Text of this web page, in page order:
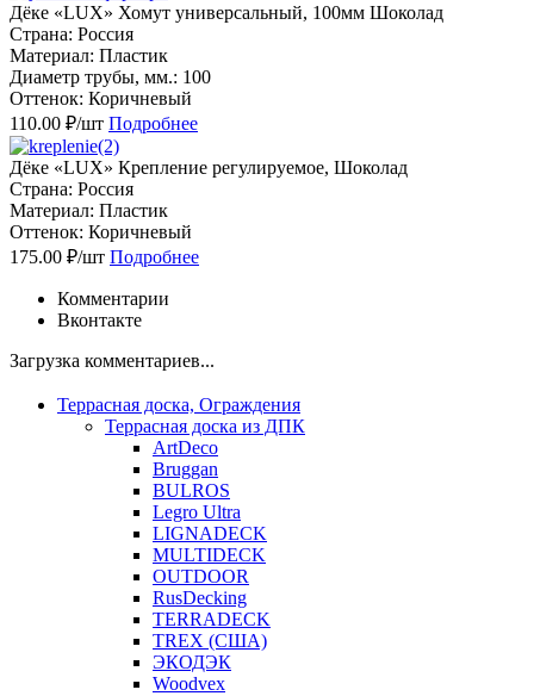
Дёке «LUX» Хомут универсальный, 100мм Шоколад
Страна: Россия
Материал: Пластик
Диаметр трубы, мм.: 100
Оттенок: Коричневый
110.00 ₽/шт Подробнее
Дёке «LUX» Крепление регулируемое, Шоколад
Страна: Россия
Материал: Пластик
Оттенок: Коричневый
175.00 ₽/шт Подробнее
Комментарии
Вконтакте
Загрузка комментариев...
Террасная доска, Ограждения
Террасная доска из ДПК
ArtDeco
Bruggan
BULROS
Legro Ultra
LIGNADECK
MULTIDECK
OUTDOOR
RusDecking
TERRADECK
TREX (США)
ЭКОДЭК
Woodvex